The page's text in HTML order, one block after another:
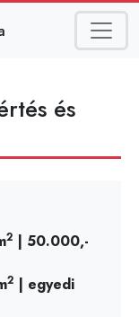
és
2 | 50.000,-
2 | egyedi